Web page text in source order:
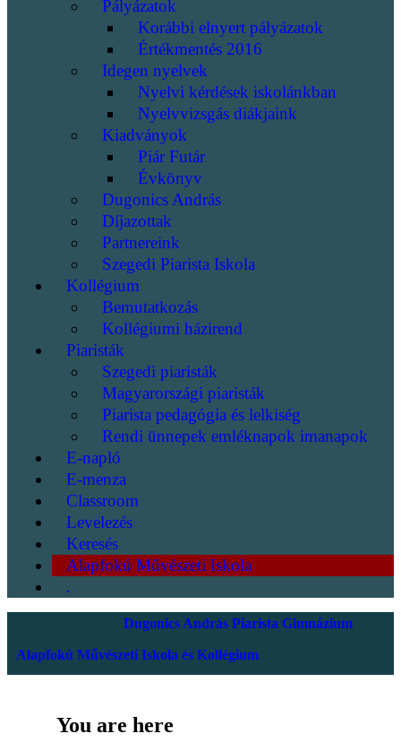
Pályázatok
Korábbi elnyert pályázatok
Értékmentés 2016
Idegen nyelvek
Nyelvi kérdések iskolánkban
Nyelvvizsgás diákjaink
Kiadványok
Piár Futár
Évkönyv
Dugonics András
Díjazottak
Partnereink
Szegedi Piarista Iskola
Kollégium
Bemutatkozás
Kollégiumi házirend
Piaristák
Szegedi piaristák
Magyarországi piaristák
Piarista pedagógia és lelkiség
Rendi ünnepek emléknapok imanapok
E-napló
E-menza
Classroom
Levelezés
Keresés
Alapfokú Művészeti Iskola
.
Dugonics András Piarista Gimnázium
Alapfokú Művészeti Iskola és Kollégium
You are here